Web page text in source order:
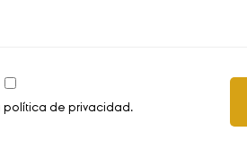
política de privacidad .